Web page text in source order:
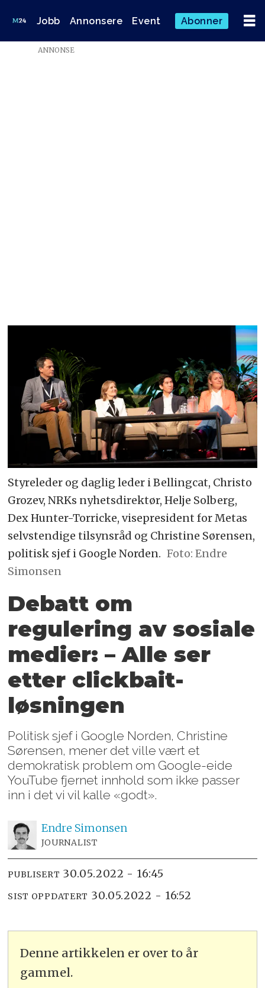
Jobb Annonsere Event Abonner
ANNONSE
Styreleder og daglig leder i Bellingcat, Christo
Grozev, NRKs nyhetsdirektør, Helje Solberg,
Dex Hunter-Torricke, visepresident for Metas
selvstendige tilsynsråd og Christine Sørensen,
politisk sjef i Google Norden. Foto: Endre
Simonsen
Debatt om
regulering av sosiale
medier: – Alle ser
etter clickbait-
løsningen
Politisk sjef i Google Norden, Christine
Sørensen, mener det ville vært et
demokratisk problem om Google-eide
YouTube fjernet innhold som ikke passer
inn i det vi vil kalle «godt».
Endre Simonsen
JOURNALIST
PUBLISERT 30.05.2022 - 16:45
SIST OPPDATERT 30.05.2022 - 16:52
Denne artikkelen er over to år
gammel.